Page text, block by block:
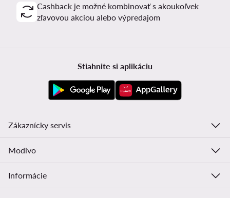
Cashback je možné kombinovať s akoukoľvek
zľavovou akciou alebo výpredajom
Stiahnite si aplikáciu
Zákaznícky servis
Modivo
Informácie